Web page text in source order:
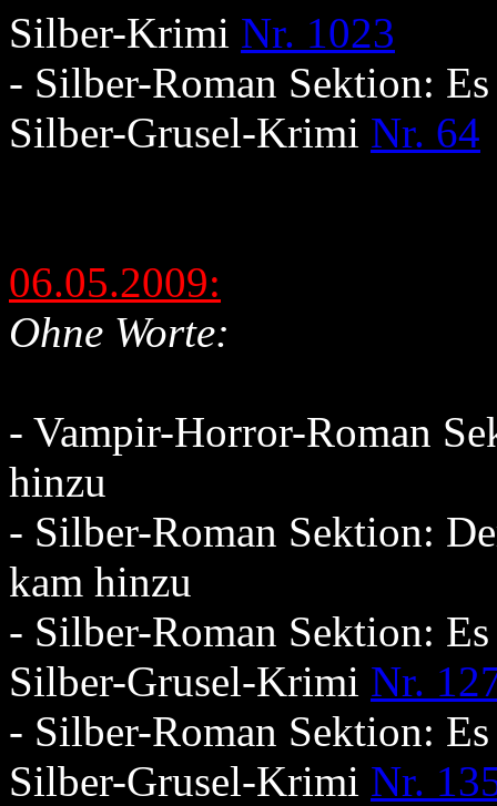
Silber-Krimi Nr. 1023
- Silber-Roman Sektion:
Silber-Grusel-Krimi Nr. 64
06.05.2009:
Ohne Worte:
- Vampir-Horror-Roman
hinzu
- Silber-Roman Sektion:
kam hinzu
- Silber-Roman Sektion:
Silber-Grusel-Krimi Nr.
- Silber-Roman Sektion:
Silber-Grusel-Krimi Nr.